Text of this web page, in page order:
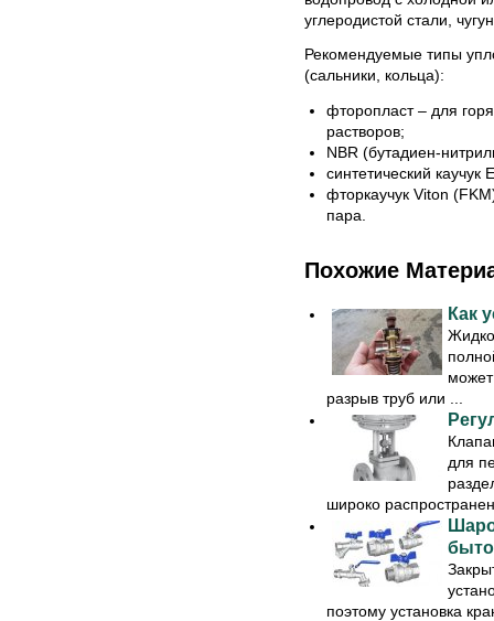
углеродистой стали,
Рекомендуемые типы
(сальники, кольца):
фторопласт – для
растворов;
NBR (бутадиен-
синтетический
фторкаучук Viton
пара.
Похожие
Как
разрыв труб или ...
для
широко
поэтому установка